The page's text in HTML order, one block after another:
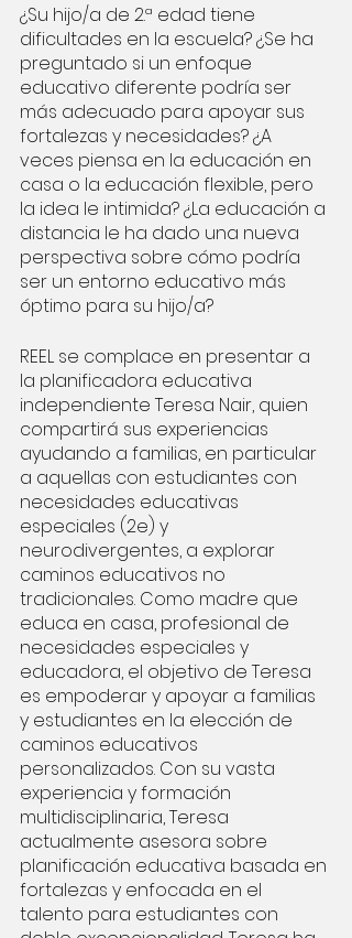
¿Su hijo/a de 2.ª edad tiene
dificultades en la escuela? ¿Se ha
preguntado si un enfoque
educativo diferente podría ser
más adecuado para apoyar sus
fortalezas y necesidades? ¿A
veces piensa en la educación en
casa o la educación flexible, pero
la idea le intimida? ¿La educación a
distancia le ha dado una nueva
perspectiva sobre cómo podría
ser un entorno educativo más
óptimo para su hijo/a?
REEL se complace en presentar a
la planificadora educativa
independiente Teresa Nair, quien
compartirá sus experiencias
ayudando a familias, en particular
a aquellas con estudiantes con
necesidades educativas
especiales (2e) y
neurodivergentes, a explorar
caminos educativos no
tradicionales. Como madre que
educa en casa, profesional de
necesidades especiales y
educadora, el objetivo de Teresa
es empoderar y apoyar a familias
y estudiantes en la elección de
caminos educativos
personalizados. Con su vasta
experiencia y formación
multidisciplinaria, Teresa
actualmente asesora sobre
planificación educativa basada en
fortalezas y enfocada en el
talento para estudiantes con